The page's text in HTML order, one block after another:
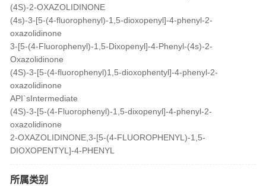
(4S)-2-OXAZOLIDINONE
(4s)-3-[5-(4-fluorophenyl)-1,5-dioxopenyl]-4-phenyl-2-
oxazolidinone
3-[5-(4-Fluorophenyl)-1,5-Dixopenyl]-4-Phenyl-(4s)-2-
Oxazolidinone
(4S)-3-[5-(4-fluorophenyl)1,5-dioxophentyl]-4-phenyl-2-
oxazolidinone
API`sIntermediate
(4S)-3-[5-(4-Fluorophenyl)-1,5-dixopenyl]-4-phenyl-2-
oxazolidinone
2-OXAZOLIDINONE,3-[5-(4-FLUOROPHENYL)-1,5-
DIOXOPENTYL]-4-PHENYL
所属类别